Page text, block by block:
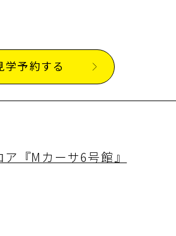
学予約する
『Mカーサ6号館』